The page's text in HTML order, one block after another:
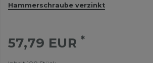
Hammerschraube verzinkt
57,79 EUR *